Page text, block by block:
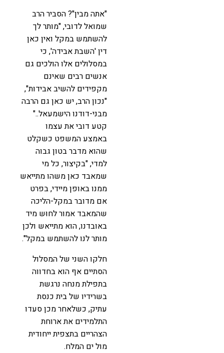
"אתה מבין"? הסביר הרב
שמואל לדובי, "מותר לך
להשתמש במקל ואין כאן
דין 'השבת אבידה', כי
במסלולים אלו הולכים גם
אנשים רבים שאינם
מקפידים להשיב אבידות",
"נכון הרב, יש כאן גם הרבה
מבני-דודנו הישמעאל.."
קטע דובי את עצמו
באמצע המשפט כשקלט
שהוא מדבר בטון גבוה
למדי, "בקיצור, כל מי
שמאבד כאן משהו מתייאש
ממנו באופן מיידי, בפרט
אם מדובר במקל-הליכה
שהמאבד אמור לחוּש מיד
באובדנו, הוא מתייאש ולכן
מותר לנו להשתמש במקל".
חלקו השני של המסלול
הסתיים אף הוא בחדווה
בתפילת מנחה נרגשת
בשרידיו של בית כנסת
עתיק, כשלאחר מכן סעדו
התלמידים את ארוחת
הצהריים בתצפית ייחודית
מול ים המלח.